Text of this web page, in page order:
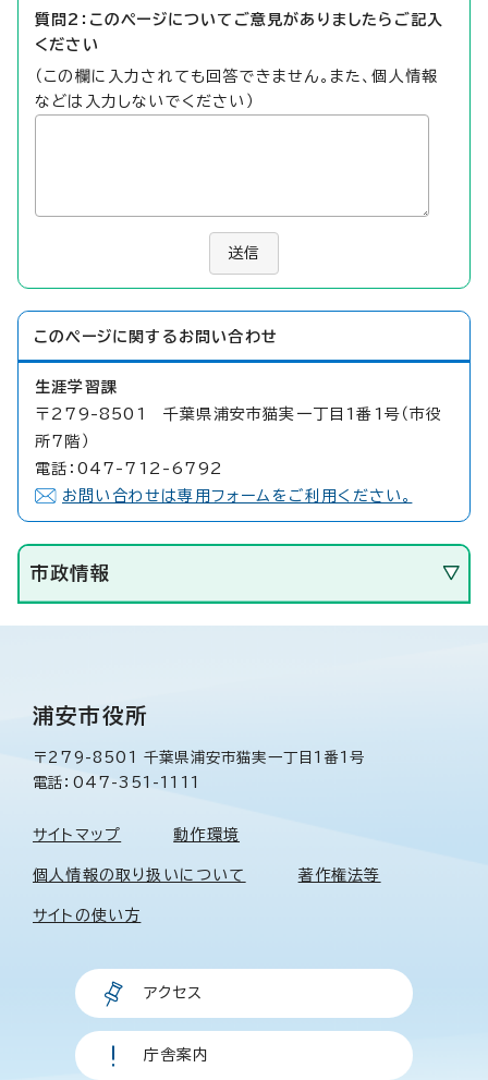
質問2：このページについてご意見がありましたらご記入
ください
（この欄に入力されても回答できません。また、個人情報
などは入力しないでください）
送信
このページに関する お問い合わせ
生涯学習課
〒279-8501 千葉県浦安市猫実一丁目1番1号（市役
所7階）
電話：047-712-6792
お問い合わせは専用フォームをご利用ください。
市政情報
浦安市役所
〒279-8501 千葉県浦安市猫実一丁目1番1号
電話：047-351-1111
サイトマップ 動作環境
個人情報の取り扱いについて 著作権法等
サイトの使い方
アクセス
庁舎案内